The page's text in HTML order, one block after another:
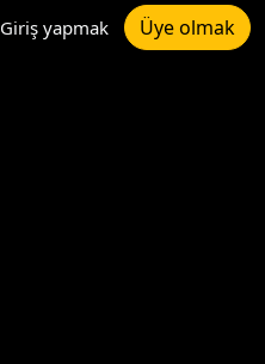
Giriş yapmak Üye olmak